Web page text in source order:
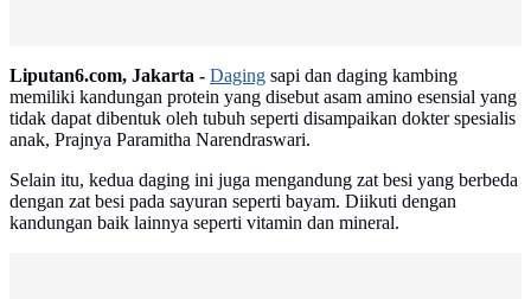
Liputan6.com, Jakarta - Daging sapi dan daging kambing
memiliki kandungan protein yang disebut asam amino esensial yang
tidak dapat dibentuk oleh tubuh seperti disampaikan dokter spesialis
anak, Prajnya Paramitha Narendraswari.
Selain itu, kedua daging ini juga mengandung zat besi yang berbeda
dengan zat besi pada sayuran seperti bayam. Diikuti dengan
kandungan baik lainnya seperti vitamin dan mineral.